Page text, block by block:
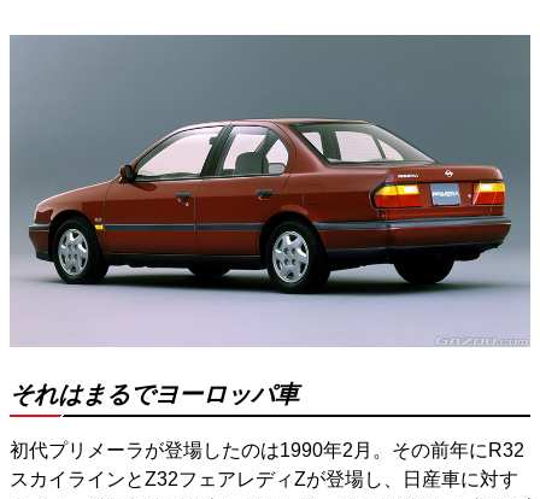
それはまるでヨーロッパ車
初代プリメーラが登場したのは1990年2月。その前年にR32
スカイラインとZ32フェアレディZが登場し、日産車に対す